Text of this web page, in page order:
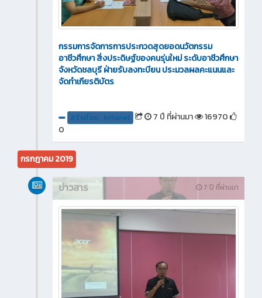
กรรมการจัดการการประกวดสุดยอดนวัตกรรม
อาชีวศึกษา สิ่งประดิษฐ์ของคนรุ่นใหม่ ระดับอาชีวศึกษา
จังหวัดชลบุรี ฝ่ายรับลงทะบียน ประมวลผลคะแนนและ
จัดทำเกียรติบัตร
สร้างโดย : kritanat 7 ปี ที่ผ่านมา
16970
0
กรกฎาคม 2019
7 ปี ที่ผ่านมา
ข่าวสาร